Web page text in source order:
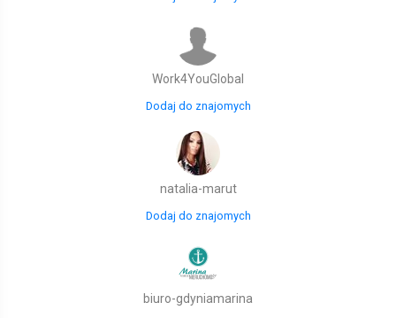
Work4YouGlobal
Dodaj do znajomych
natalia-marut
Dodaj do znajomych
biuro-gdyniamarina